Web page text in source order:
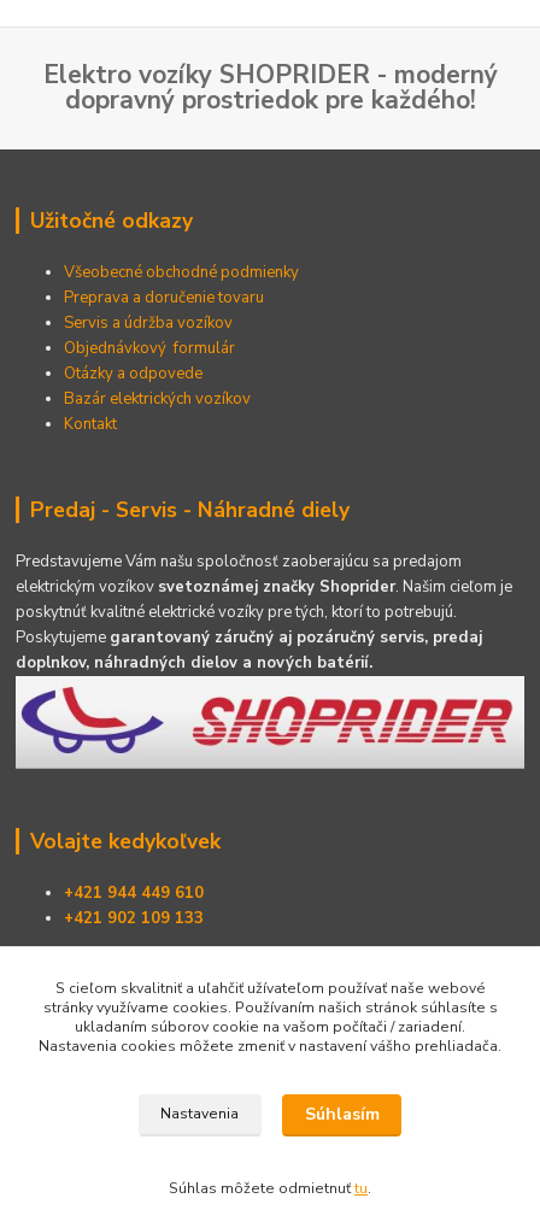
Elektro vozíky SHOPRIDER - moderný
dopravný prostriedok pre každého!
Užitočné odkazy
Všeobecné obchodné podmienky
Preprava a doručenie tovaru
Servis a údržba vozíkov
Objednávkový formulár
Otázky a odpovede
Bazár elektrických vozíkov
Kontakt
Predaj - Servis - Náhradné diely
Predstavujeme Vám našu spoločnosť zaoberajúcu sa predajom
elektrickým vozíkov svetoznámej značky Shoprider. Našim cieľom je
poskytnúť kvalitné elektrické vozíky pre tých, ktorí to potrebujú.
Poskytujeme garantovaný záručný aj pozáručný servis, predaj
doplnkov, náhradných dielov a nových batérií.
Volajte kedykoľvek
+421 944 449 610
+421 902 109 133
info@shoprider.sk
www.shoprider.sk
S cieľom skvalitniť a uľahčiť užívateľom používať naše webové
stránky využívame cookies. Používaním našich stránok súhlasíte s
ukladaním súborov cookie na vašom počítači / zariadení.
Nastavenia cookies môžete zmeniť v nastavení vášho prehliadača.
Nastavenia Súhlasím
Súhlas môžete odmietnuťtu.